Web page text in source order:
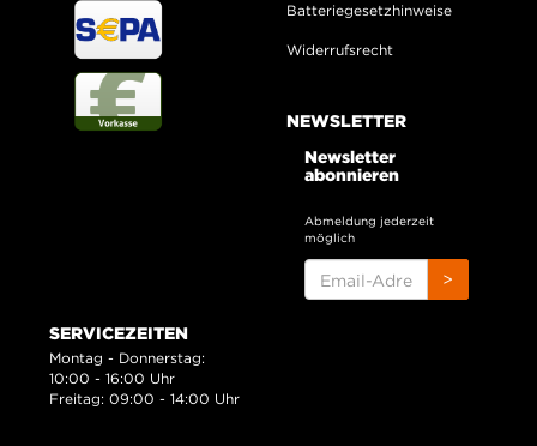
Batteriegesetzhinweise
Widerrufsrecht
NEWSLETTER
Newsletter
abonnieren
Abmeldung jederzeit
möglich
ADRESSE
>
SERVICEZEITEN
Montag - Donnerstag:
10:00 - 16:00 Uhr
Freitag: 09:00 - 14:00 Uhr